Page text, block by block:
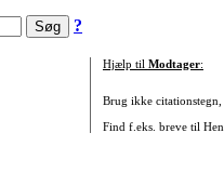
?
Hjælp til Modtager:
Brug ikke
Find f.eks. breve til